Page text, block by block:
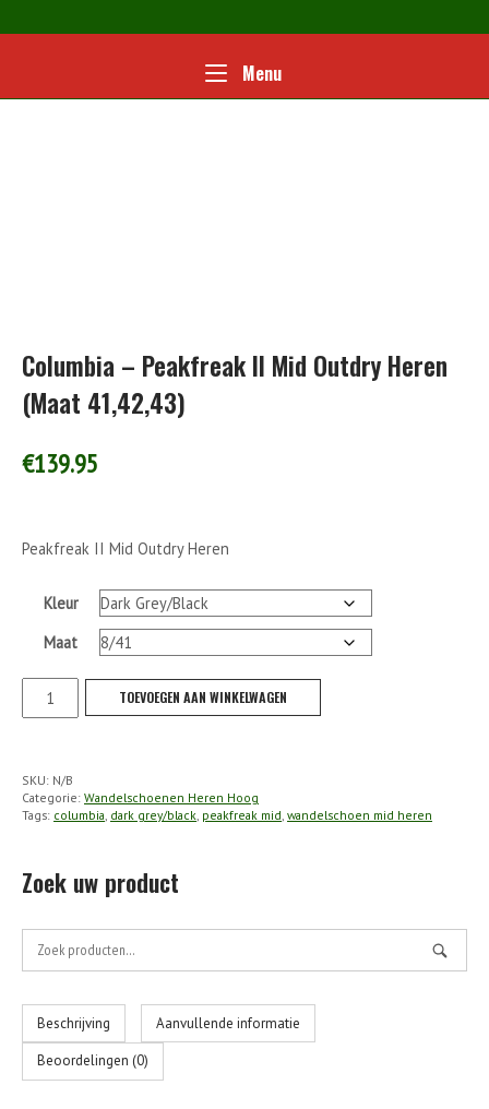
naar
Home
MenuMenu
Columbia – Peakfreak II Mid Outdry Heren
(Maat 41,42,43)
€139.95
Peakfreak II Mid Outdry Heren
Kleur
Maat
Columbia
-
Mid
Outdry
41,42,43)
TOEVOEGEN AAN WINKELWAGEN
SKU: N/B
Categorie: Wandelschoenen Heren Hoog
Tags: columbia dark grey/black peakfreak mid wandelschoen mid heren
Zoek uw product
Zoek
naar:
Beschrijving Aanvullende informatie
Beoordelingen (0)